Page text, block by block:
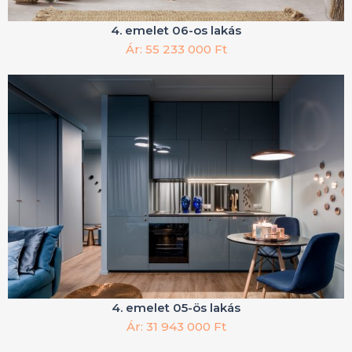
4. emelet 06-os lakás
Ár: 55 233 000 Ft
4. emelet 05-ös lakás
Ár: 31 943 000 Ft